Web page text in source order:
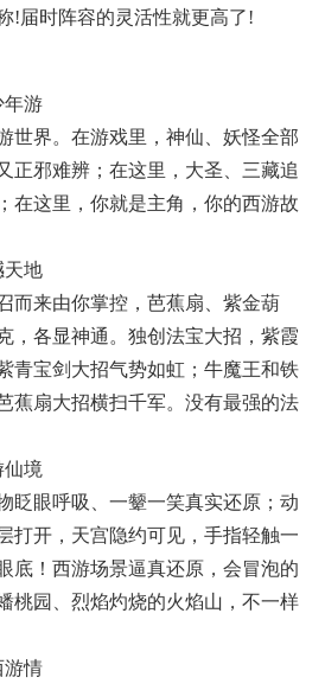
!届时阵容的灵活性就更高了!
年游
世界。在游戏里，神仙、妖怪全部
正邪难辨；在这里，大圣、三藏追
在这里，你就是主角，你的西游故
天地
而来由你掌控，芭蕉扇、紫金葫
，各显神通。独创法宝大招，紫霞
青宝剑大招气势如虹；牛魔王和铁
蕉扇大招横扫千军。没有最强的法
仙境
眨眼呼吸、一颦一笑真实还原；动
打开，天宫隐约可见，手指轻触一
底！西游场景逼真还原，会冒泡的
桃园、烈焰灼烧的火焰山，不一样
游情